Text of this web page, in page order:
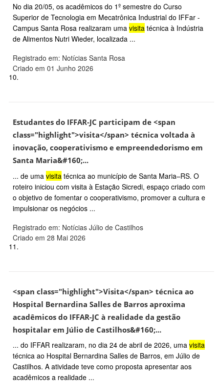
No dia 20/05, os acadêmicos do 1º semestre do Curso
Superior de Tecnologia em Mecatrônica Industrial do IFFar -
Campus Santa Rosa realizaram uma visita técnica à Indústria
de Alimentos Nutri Wieder, localizada ...
Registrado em: Notícias Santa Rosa
Criado em 01 Junho 2026
10.
Estudantes do IFFAR-JC participam de <span
class="highlight">visita</span> técnica voltada à
inovação, cooperativismo e empreendedorismo em
Santa Maria&#160;...
... de uma visita técnica ao município de Santa Maria–RS. O
roteiro iniciou com visita à Estação Sicredi, espaço criado com
o objetivo de fomentar o cooperativismo, promover a cultura e
impulsionar os negócios ...
Registrado em: Notícias Júlio de Castilhos
Criado em 28 Mai 2026
11.
<span class="highlight">Visita</span> técnica ao
Hospital Bernardina Salles de Barros aproxima
acadêmicos do IFFAR-JC à realidade da gestão
hospitalar em Júlio de Castilhos&#160;...
... do IFFAR realizaram, no dia 24 de abril de 2026, uma visita
técnica ao Hospital Bernardina Salles de Barros, em Júlio de
Castilhos. A atividade teve como proposta apresentar aos
acadêmicos a realidade ...